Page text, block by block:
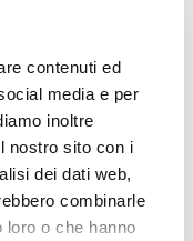
contenuti ed
media e per
inoltre
nostro sito con i
dei dati web,
combinarle
o che hanno
PRODOTTO